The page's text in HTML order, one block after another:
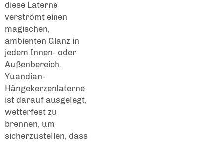
diese Laterne
verströmt einen
magischen,
ambienten Glanz in
jedem Innen- oder
Außenbereich.
Yuandian-
Hängekerzenlaterne
ist darauf ausgelegt,
wetterfest zu
brennen, um
sicherzustellen, dass